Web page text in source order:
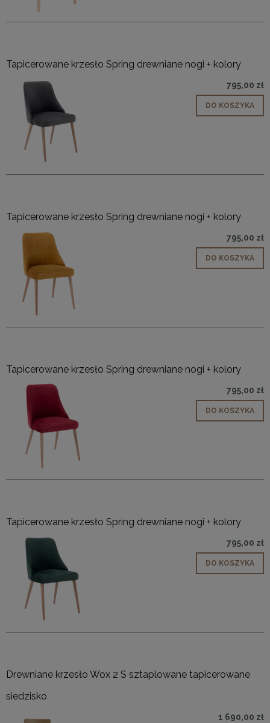
Tapicerowane krzesło Spring drewniane nogi + kolory
795,00 zł
DO KOSZYKA
Tapicerowane krzesło Spring drewniane nogi + kolory
795,00 zł
DO KOSZYKA
Tapicerowane krzesło Spring drewniane nogi + kolory
795,00 zł
DO KOSZYKA
Tapicerowane krzesło Spring drewniane nogi + kolory
795,00 zł
DO KOSZYKA
Drewniane krzesło Wox 2 S sztaplowane tapicerowane
siedzisko
1 690,00 zł